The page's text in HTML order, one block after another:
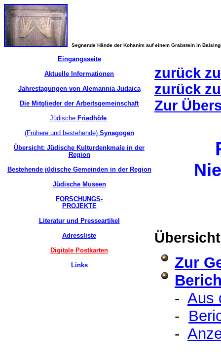
Segnende Hände der Kohanim auf einem Grabstein in
Eingangsseite
Aktuelle Informationen
Jahrestagungen von Alemannia Judaica
Die Mitglieder der Arbeitsgemeinschaft
Jüdische Friedhöfe
(Frühere und bestehende)Synagogen
Übersicht: Jüdische Kulturdenkmale in der
Region
Bestehende jüdische Gemeinden in der Region
Jüdische Museen
FORSCHUNGS-
PROJEKTE
Literatur und Presseartikel
Adressliste
Digitale Postkarten
Links
zurück
zurück
Zur
Zur
- Aus
-
-